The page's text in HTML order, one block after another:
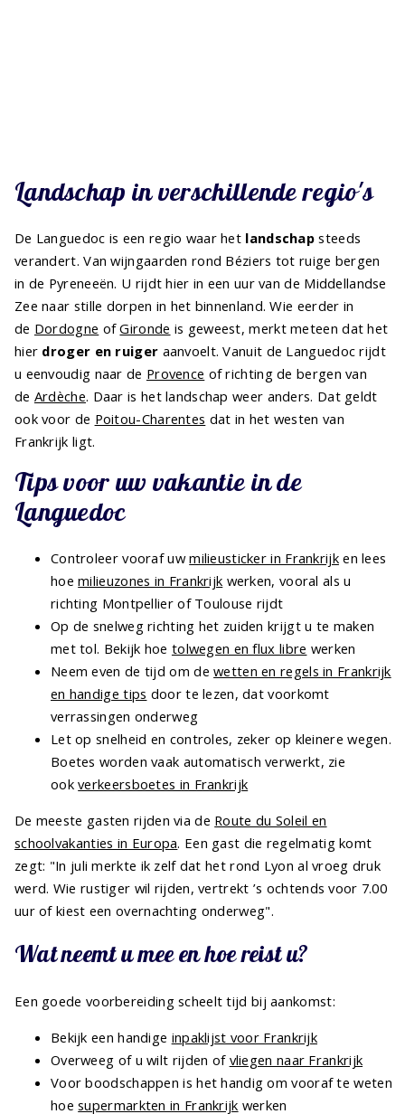
Landschap in verschillende regio's
De Languedoc is een regio waar het landschap steeds
verandert. Van wijngaarden rond Béziers tot ruige bergen
in de Pyreneeën. U rijdt hier in een uur van de Middellandse
Zee naar stille dorpen in het binnenland. Wie eerder in
de Dordogne ofGironde is geweest, merkt meteen dat het
hier droger en ruiger aanvoelt. Vanuit de Languedoc rijdt
u eenvoudig naar de Provence of richting de bergen van
de Ardèche. Daar is het landschap weer anders. Dat geldt
ook voor de Poitou-Charentes dat in het westen van
Frankrijk ligt.
Tips voor uw vakantie in de
Languedoc
Controleer vooraf uwmilieusticker in Frankrijken lees
hoemilieuzones in Frankrijk werken, vooral als u
richting Montpellier of Toulouse rijdt
Op de snelweg richting het zuiden krijgt u te maken
met tol. Bekijk hoe tolwegen en flux libre werken
Neem even de tijd om dewetten en regels in Frankrijk
en handige tips door te lezen, dat voorkomt
verrassingen onderweg
Let op snelheid en controles, zeker op kleinere wegen.
Boetes worden vaak automatisch verwerkt, zie
ookverkeersboetes in Frankrijk
De meeste gasten rijden via de Route du Soleil en
schoolvakanties in Europa. Een gast die regelmatig komt
zegt: "In juli merkte ik zelf dat het rond Lyon al vroeg druk
werd. Wie rustiger wil rijden, vertrekt ’s ochtends voor 7.00
uur of kiest een overnachting onderweg".
Wat neemt u mee en hoe reist u?
Een goede voorbereiding scheelt tijd bij aankomst:
Bekijk een handige inpaklijst voor Frankrijk
Overweeg of u wilt rijden of vliegen naar Frankrijk
Voor boodschappen is het handig om vooraf te weten
hoesupermarkten in Frankrijk werken